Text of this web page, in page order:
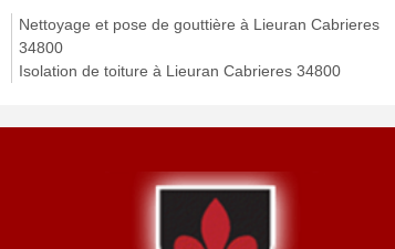
Nettoyage et pose de gouttière à Lieuran Cabrieres
34800
Isolation de toiture à Lieuran Cabrieres 34800